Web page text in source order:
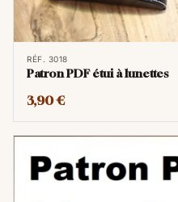
RÉF. 3018
Patron PDF étui à lunettes
3,90 €